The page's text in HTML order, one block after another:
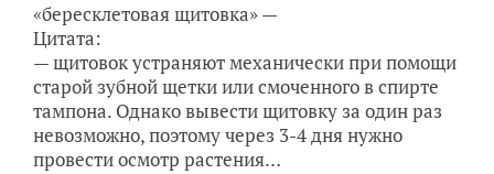
«бересклетовая щитовка» —
Цитата:
— щитовок устраняют механически при помощи
старой зубной щетки или смоченного в спирте
тампона. Однако вывести щитовку за один раз
невозможно, поэтому через 3-4 дня нужно
провести осмотр растения…